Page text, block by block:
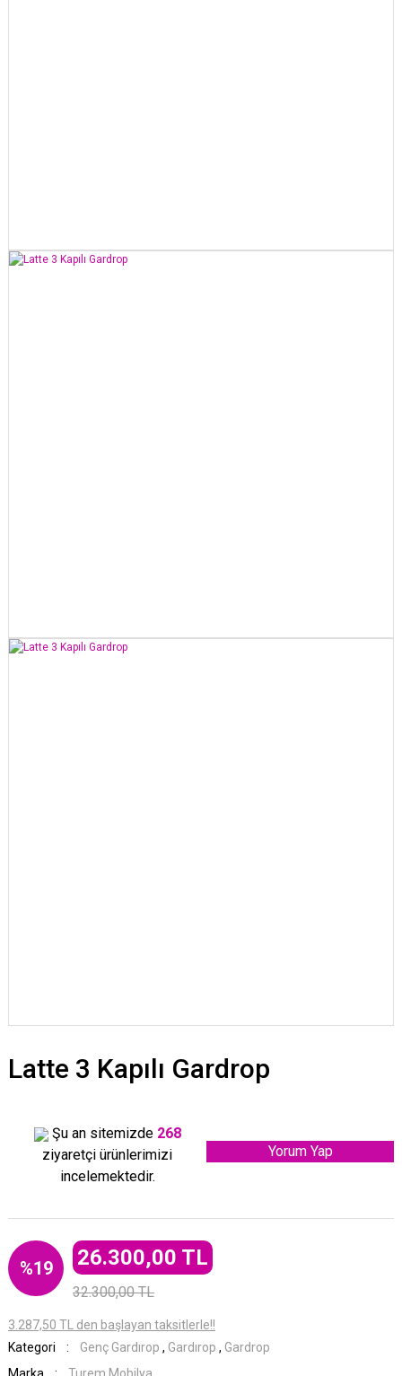
Latte 3 Kapılı Gardrop
Şu an sitemizde 268
ziyaretçi ürünlerimizi
incelemektedir.
Yorum Yap
%19 26.300,00 TL
32.300,00 TL
3.287,50 TL den başlayan taksitlerle!!
Kategori
Genç Gardırop , Gardırop , Gardrop